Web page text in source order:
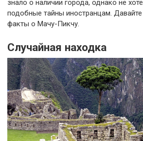
знало о наличии города, однако не
подобные тайны иностранцам.
факты о Мачу-Пикчу.
Случайная находка